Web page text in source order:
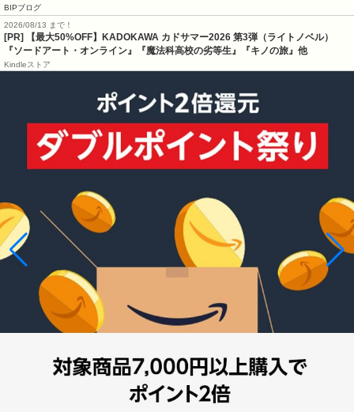
BIPブログ
2026/08/13 まで！
[PR]
【最大50%OFF】KADOKAWA カドサマー2026 第3弾（ライトノベル）
『ソードアート・オンライン』『魔法科高校の劣等生』『キノの旅』他
Kindleストア